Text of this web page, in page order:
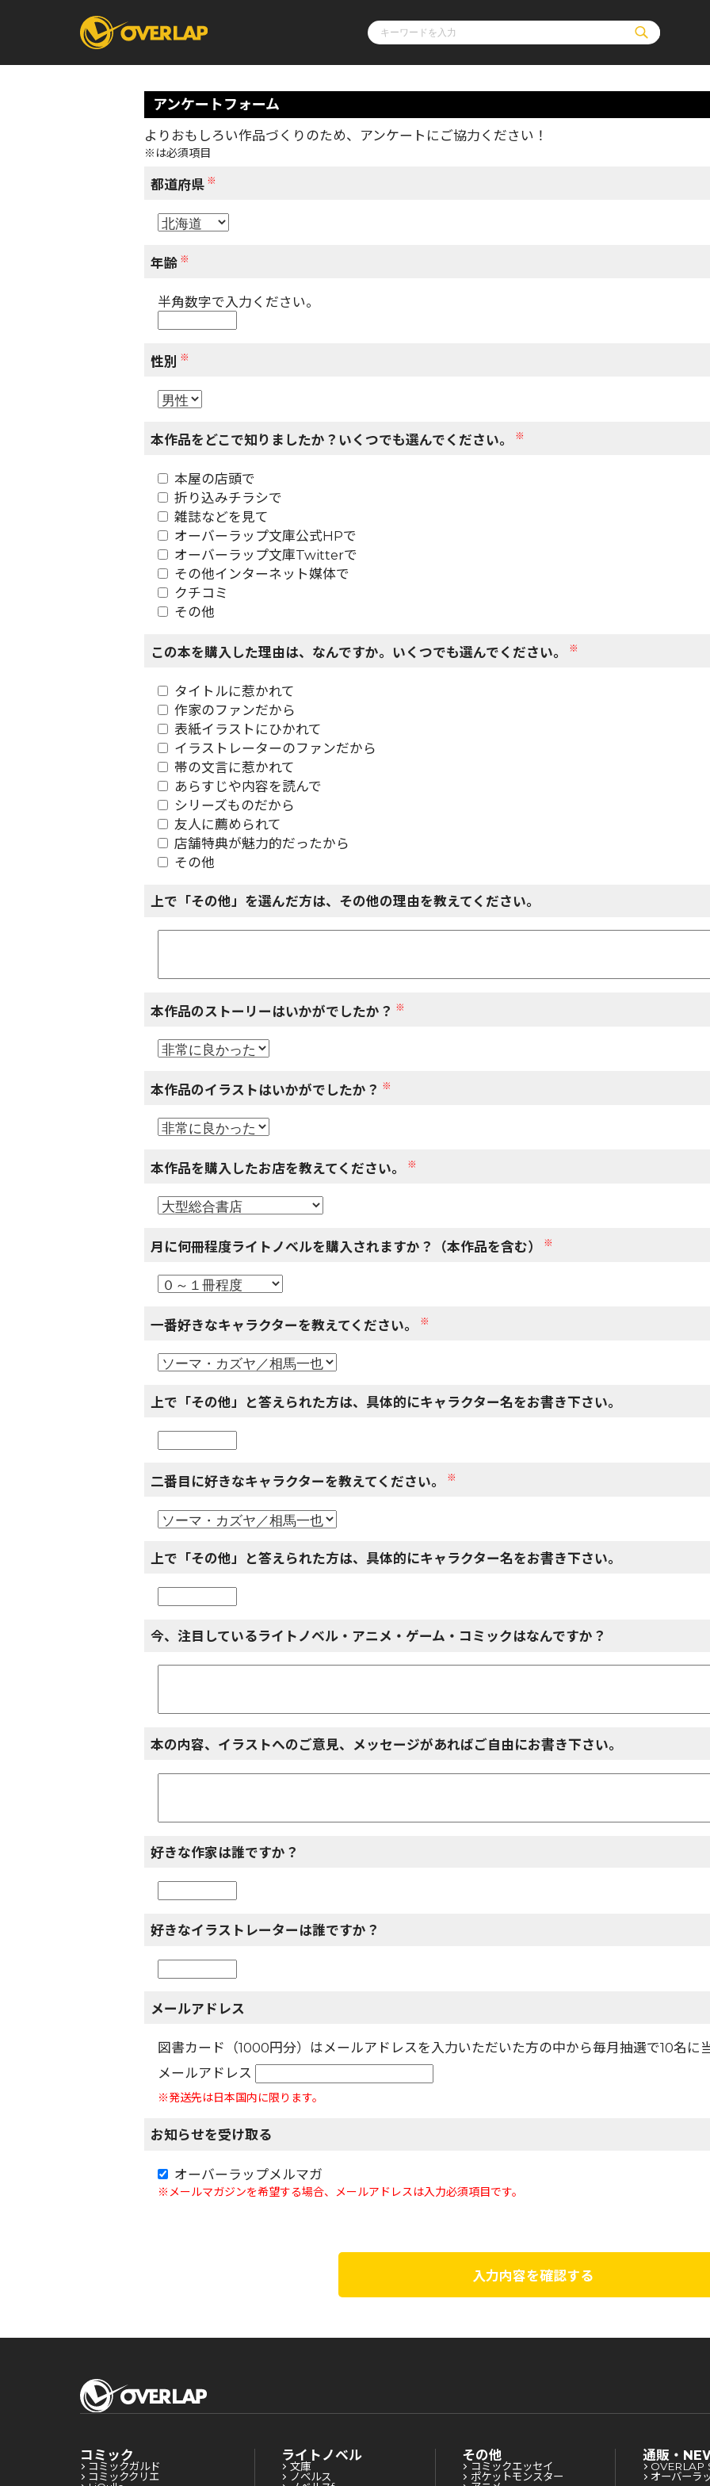
コミック
コミッククリエ
オーバーラップ文庫
アンケートフォーム
よりおもしろい作品づくりのため、アンケートにご協力ください！
※は必須項目
都道府県 ※
年齢 ※
半角数字で入力ください。
性別 ※
本作品をどこで知りましたか？いくつでも選んでください。 ※
本屋の店頭で
折り込みチラシで
雑誌などを見て
オーバーラップ文庫公式HPで
オーバーラップ文庫Twitterで
その他インターネット媒体で
クチコミ
その他
この本を購入した理由は、なんですか。いくつでも選んでください。 ※
タイトルに惹かれて
作家のファンだから
表紙イラストにひかれて
イラストレーターのファンだから
帯の文言に惹かれて
あらすじや内容を読んで
シリーズものだから
友人に薦められて
店舗特典が魅力的だったから
その他
上で「その他」を選んだ方は、その他の理由を教えてください。
本作品のストーリーはいかがでしたか？ ※
本作品のイラストはいかがでしたか？ ※
本作品を購入したお店を教えてください。 ※
月に何冊程度ライトノベルを購入されますか？（本作品を含む） ※
一番好きなキャラクターを教えてください。 ※
上で「その他」と答えられた方は、具体的にキャラクター名をお書き下さい。
二番目に好きなキャラクターを教えてください。 ※
上で「その他」と答えられた方は、具体的にキャラクター名をお書き下さい。
今、注目しているライトノベル・アニメ・ゲーム・コミックはなんですか？
本の内容、イラストへのご意見、メッセージがあればご自由にお書き下さい。
好きな作家は誰ですか？
好きなイラストレーターは誰ですか？
メールアドレス
図書カード（1000円分）はメールアドレスを入力いただいた方の中から毎月抽選で10名に
メールアドレス
※発送先は日本国内に限ります。
お知らせを受け取る
オーバーラップメルマガ
※メールマガジンを希望する場合、メールアドレスは入力必須項目です。
入力内容を確認する
コミック
コミックガルド
コミッククリエ
ライトノベル
文庫
ノベルス
その他
コミックエッセイ
ポケットモンスター
通販・
OVERLAP
オーバーラ